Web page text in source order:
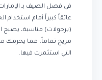
في فصل الصيف بـ
عائقاً كبيراً أمام
(برجولات) مناسبة، يصبح
مريح تماماً، مما يحرمك
التي استثمرت فيها.